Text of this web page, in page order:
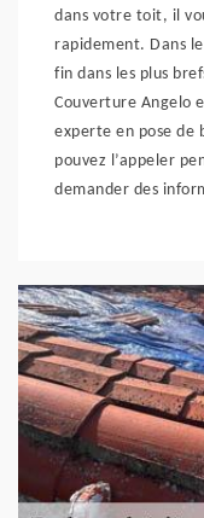
dans votre toit, il
rapidement. Dans
fin dans les plus
Couverture Angelo
experte en pose de
pouvez l’appeler
demander des